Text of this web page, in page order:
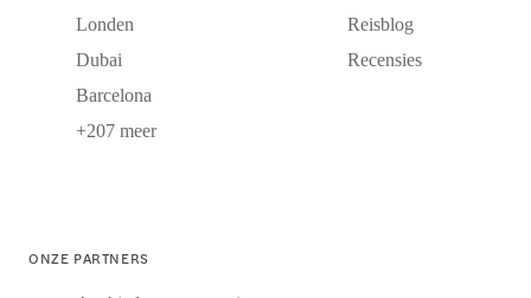
Londen
Dubai
Barcelona
+207 meer
Reisblog
Recensies
ONZE PARTNERS